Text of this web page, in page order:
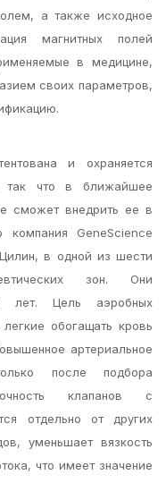
а также исходное
магнитных полей
в медицине,
своих параметров,
и охраняется
так что в ближайшее
сможет внедрить ее в
компания GeneScience
в одной из шести
зон. Они
лет. Цель аэробных
обогащать кровь
артериальное
после подбора
клапанов с
отдельно от других
уменьшает вязкость
что имеет значение